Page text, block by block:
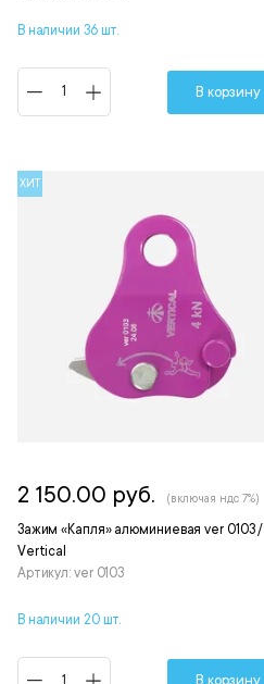
В наличии 36 шт.
В корзину
ХИТ
Зажим «Капля» алюминиевая ver 0103 /
Vertical
Артикул: ver 0103
2 150.00 руб. (включая ндс 7%)
В наличии 20 шт.
В корзину